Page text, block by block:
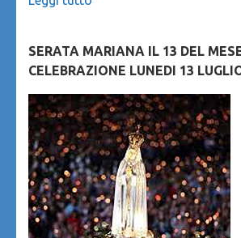
SERATA MARIANA IL 13 DEL
CELEBRAZIONE LUNEDI 13